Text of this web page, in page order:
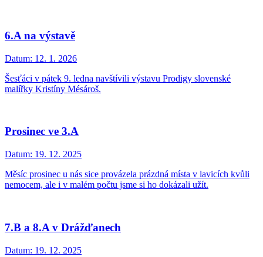
6.A na výstavě
Datum: 12. 1. 2026
Šesťáci v pátek 9. ledna navštívili výstavu Prodigy slovenské
malířky Kristíny Mésároš.
Prosinec ve 3.A
Datum: 19. 12. 2025
Měsíc prosinec u nás sice provázela prázdná místa v lavicích kvůli
nemocem, ale i v malém počtu jsme si ho dokázali užít.
7.B a 8.A v Drážďanech
Datum: 19. 12. 2025